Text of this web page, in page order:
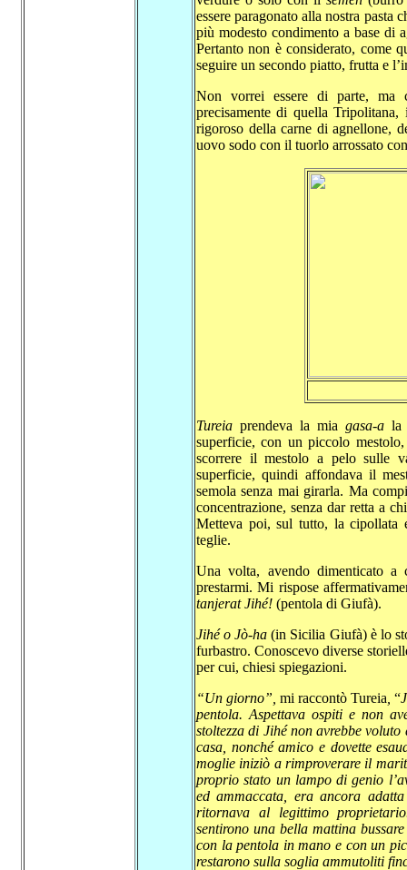
essere paragonato alla nostra pasta
più modesto condimento a base di
Pertanto non è considerato, come
seguire un secondo piatto, frutta e
Non vorrei essere di parte,
precisamente di quella
rigoroso della carne di agnellone,
uovo sodo con il tuorlo arrossato
Tureiaprendeva la miagasa-ala
superficie, con un piccolo
scorrere il mestolo a pelo sulle
superficie, quindi affondava il
semola senza mai girarla. Ma
concentrazione, senza dar retta a
Metteva poi, sul tutto, la cipollata
teglie.
Una volta, avendo dimenticato
prestarmi. Mi rispose
tanjerat Jihé! (pentola di Giufà).
Jihé o Jò-ha (in Sicilia Giufà) è lo
furbastro. Conoscevo diverse
per cui, chiesi spiegazioni.
“Un giorno”, mi raccontò Tureia “
pentola. Aspettava ospiti e non
stoltezza di Jihé non avrebbe
casa, nonché amico e dovette
moglie iniziò a rimproverare il
proprio stato un lampo di genio
ed ammaccata, era ancora
ritornava al legittimo
sentirono una bella mattina
con la pentola in mano e con un
restarono sulla soglia ammutoliti